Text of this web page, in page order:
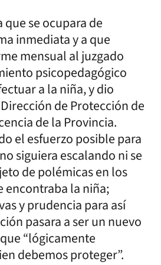
que se ocupara de
inmediata y a que
mensual al juzgado
psicopedagógico
a la niña, y dio
de Protección de
de la Provincia.
el esfuerzo posible para
siguiera escalando ni se
de polémicas en los
encontraba la niña;
y prudencia para así
pasara a ser un nuevo
“lógicamente
debemos proteger”.